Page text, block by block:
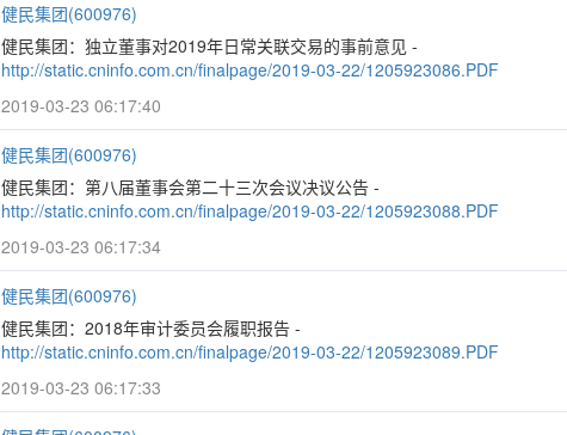
健民集团(600976)
健民集团：独立董事对2019年日常关联交易的事前意见 -
http://static.cninfo.com.cn/finalpage/2019-03-22/1205923086.PDF
2019-03-23 06:17:40
健民集团(600976)
健民集团：第八届董事会第二十三次会议决议公告 -
http://static.cninfo.com.cn/finalpage/2019-03-22/1205923088.PDF
2019-03-23 06:17:34
健民集团(600976)
健民集团：2018年审计委员会履职报告 -
http://static.cninfo.com.cn/finalpage/2019-03-22/1205923089.PDF
2019-03-23 06:17:33